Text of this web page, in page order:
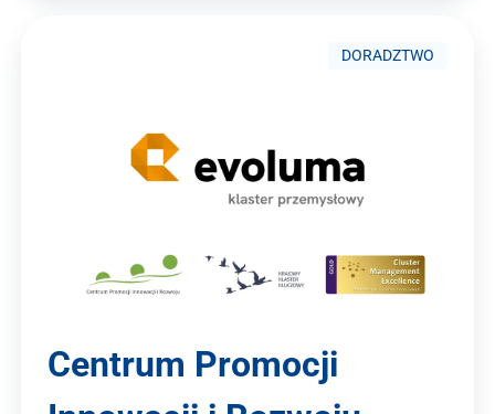
DORADZTWO
Centrum Promocji